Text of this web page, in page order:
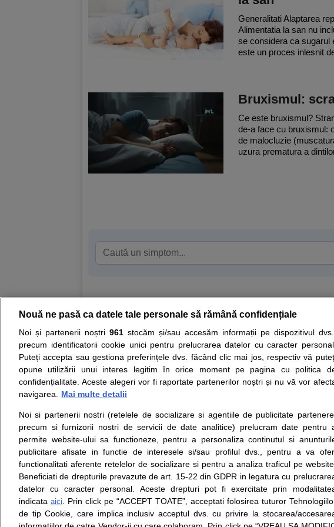
Generalitati Alaptarea
Alimentatia la san nu
se considera ca sugarul
este un proces inlesnit
Bruxismul:
Ce este bruxismul?
de-a face cu bruxismul:
de malocluzie
uzura prematura a
Resurse: Autoevaluare simptome Interpretare analize
Opiniile avizate ale medicilor, sfaturile si orice alte informatii despre
nici diagnosticul stabilit in urma investigatiilor si analizelor medicale. Va
ii punem la dispozitie pentru programare in sistemul de programari la
Despre noi
Contact
Intrebari frecvente
Consultanti
medicali
Termeni si conditii
Politica de
confidentialitate
Politica de cookie
Modifica Setarile Cookie
Drepturile
Protectia
ANPC
Solutionarea
Litigiilor
Info
Formulare
Ministerul
© Copyright © 2005 - 2026
Nouă ne pasă ca datele tale personale să rămână confidențiale
Noi și partenerii noștri 961stocăm și/sau accesăm informații pe dispozitivul dvs.,
precum identificatorii cookie unici pentru prelucrarea datelor cu caracter personal.
Puteți accepta sau gestiona preferințele dvs. făcând clic mai jos, respectiv vă
opune utilizării unui interes legitim în orice moment pe pagina cu politica
confidențialitate. Aceste alegeri vor fi raportate partenerilor noștri și nu vă vor
navigarea.
Mai multe detalii
Noi si partenerii nostri (retelele de socializare si agentiile de publicitate
precum si furnizorii nostri de servicii de date analitice) prelucram date pentru
permite website-ului sa functioneze, pentru a personaliza continutul si
publicitare afisate in functie de interesele si/sau profilul dvs., pentru a va
functionalitati aferente retelelor de socializare si pentru a analiza traficul pe
Beneficiati de drepturile prevazute de art. 15-22 din GDPR in legatura cu
datelor cu caracter personal. Aceste drepturi pot fi exercitate prin
indicata aici. Prin click pe “ACCEPT TOATE”, acceptati folosirea tuturor
de tip Cookie, care implica inclusiv acceptul dvs. cu privire la stocarea/